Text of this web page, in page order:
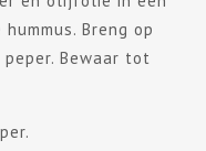
Breng op
Bewaar tot